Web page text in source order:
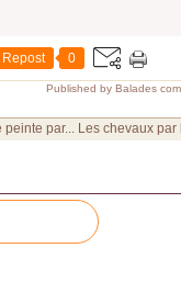
Repost 0
Published by Balades
peinte par... Les chevaux par